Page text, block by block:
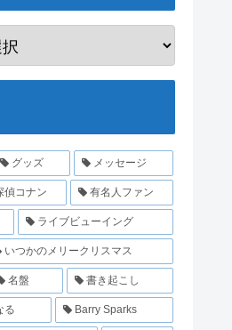
グッズ メッセージ
偵コナン 有名人ファン
ライブビューイング
いつかのメリークリスマス
名盤 書き起こし
る Barry Sparks